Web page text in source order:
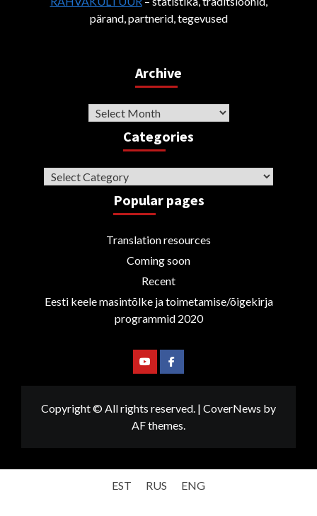
pärand, partnerid, tegevused
Archive
Archive
Categories
Categories
Popular pages
Translation resources
Coming soon
Recent
Eesti keele masintõlke ja toimetamise/õigekirja
programmid 2020
YoutubeFacebook
Copyright © All rights reserved. | CoverNews by
AF themes.
EST RUS ENG